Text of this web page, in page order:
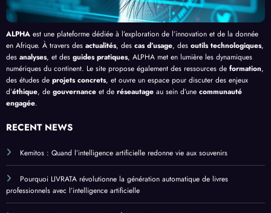
ALPHA est une plateforme dédiée à l’exploration de l’innovation et de la donnée
en Afrique. À travers des actualités, des cas d’usage, des outils technologiques,
des analyses, et des guides pratiques, ALPHA met en lumière les dynamiques
numériques du continent. Le site propose également des ressources de formation,
des études de projets concrets, et ouvre un espace pour discuter des enjeux
d’éthique, de gouvernance et de réseautage au sein d’une communauté
engagée.
RECENT NEWS
Kemitos : Quand l’intelligence artificielle redonne vie aux souvenirs
Pourquoi LIVRATA révolutionne la génération automatique de livres
professionnels avec l’intelligence artificielle